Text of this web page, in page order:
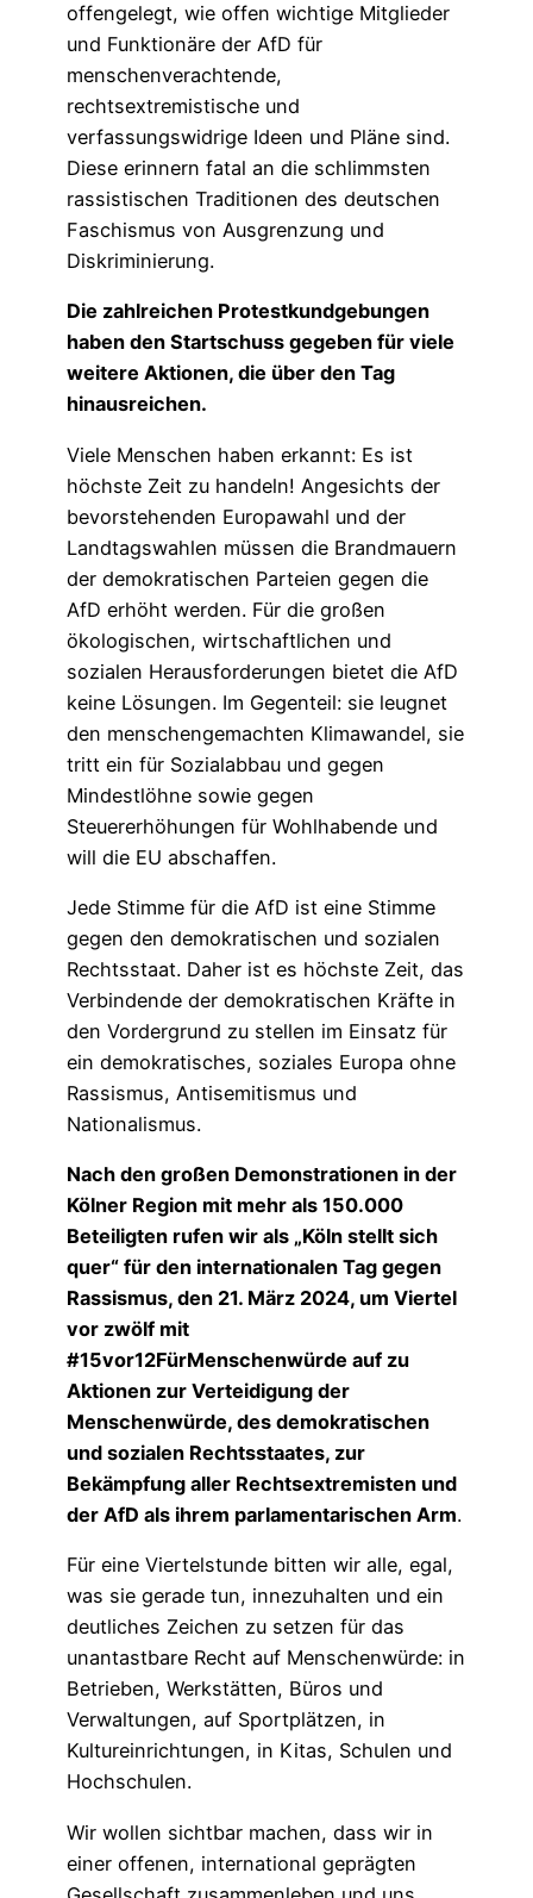
offengelegt, wie offen wichtige Mitglieder
und Funktionäre der AfD für
menschenverachtende,
rechtsextremistische und
verfassungswidrige Ideen und Pläne sind.
Diese erinnern fatal an die schlimmsten
rassistischen Traditionen des deutschen
Faschismus von Ausgrenzung und
Diskriminierung.
Die zahlreichen Protestkundgebungen
haben den Startschuss gegeben für viele
weitere Aktionen, die über den Tag
hinausreichen.
Viele Menschen haben erkannt: Es ist
höchste Zeit zu handeln! Angesichts der
bevorstehenden Europawahl und der
Landtagswahlen müssen die Brandmauern
der demokratischen Parteien gegen die
AfD erhöht werden. Für die großen
ökologischen, wirtschaftlichen und
sozialen Herausforderungen bietet die AfD
keine Lösungen. Im Gegenteil: sie leugnet
den menschengemachten Klimawandel, sie
tritt ein für Sozialabbau und gegen
Mindestlöhne sowie gegen
Steuererhöhungen für Wohlhabende und
will die EU abschaffen.
Jede Stimme für die AfD ist eine Stimme
gegen den demokratischen und sozialen
Rechtsstaat. Daher ist es höchste Zeit, das
Verbindende der demokratischen Kräfte in
den Vordergrund zu stellen im Einsatz für
ein demokratisches, soziales Europa ohne
Rassismus, Antisemitismus und
Nationalismus.
Nach den großen Demonstrationen in der
Kölner Region mit mehr als 150.000
Beteiligten rufen wir als „Köln stellt sich
quer“ für den internationalen Tag gegen
Rassismus, den 21. März 2024, um Viertel
vor zwölf mit
#15vor12FürMenschenwürde auf zu
Aktionen zur Verteidigung der
Menschenwürde, des demokratischen
und sozialen Rechtsstaates, zur
Bekämpfung aller Rechtsextremisten und
der AfD als ihrem parlamentarischen Arm.
Für eine Viertelstunde bitten wir alle, egal,
was sie gerade tun, innezuhalten und ein
deutliches Zeichen zu setzen für das
unantastbare Recht auf Menschenwürde: in
Betrieben, Werkstätten, Büros und
Verwaltungen, auf Sportplätzen, in
Kultureinrichtungen, in Kitas, Schulen und
Hochschulen.
Wir wollen sichtbar machen, dass wir in
einer offenen, international geprägten